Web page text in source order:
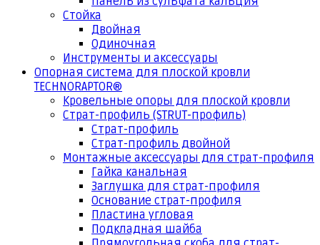
Стойка
Двойная
Одиночная
Инструменты и аксессуары
Опорная система для плоской кровли
TECHNORAPTOR®
Кровельные опоры для плоской кровли
Страт-профиль (STRUT-профиль)
Страт-профиль
Страт-профиль двойной
Монтажные аксессуары для страт-профиля
Гайка канальная
Заглушка для страт-профиля
Основание страт-профиля
Пластина угловая
Подкладная шайба